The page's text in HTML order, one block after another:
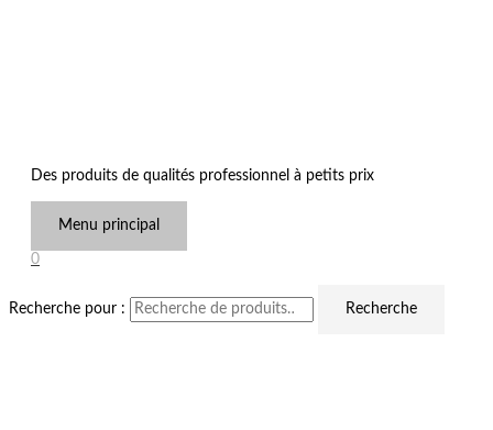
Des produits de qualités professionnel à petits prix
Menu principal
0
Recherche pour : Recherche